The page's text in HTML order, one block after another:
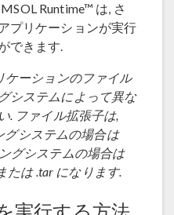
Runtime™ は, さ
プリケーションが実行
できます.
ケーションのファイル
システムによって異な
. ファイル拡張子は,
グシステムの場合は
グシステムの場合は
たは .tar になります.